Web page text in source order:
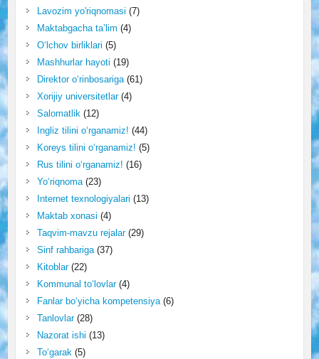
Lavozim yo'riqnomasi (7)
Maktabgacha ta’lim (4)
O‘lchov birliklari (5)
Mashhurlar hayoti (19)
Direktor o‘rinbosariga(61)
Xorijiy universitetlar(4)
Salomatlik(12)
Ingliz tilini o‘rganamiz! (44)
Koreys tilini o‘rganamiz! (5)
Rus tilini o‘rganamiz! (16)
Yo‘riqnoma(23)
Internet texnologiyalari (13)
Maktab xonasi (4)
Taqvim-mavzu rejalar(29)
Sinf rahbariga(37)
Kitoblar(22)
Kommunal to‘lovlar(4)
Fanlar bo‘yicha kompetensiya(6)
Tanlovlar(28)
Nazorat ishi (13)
To‘garak(5)